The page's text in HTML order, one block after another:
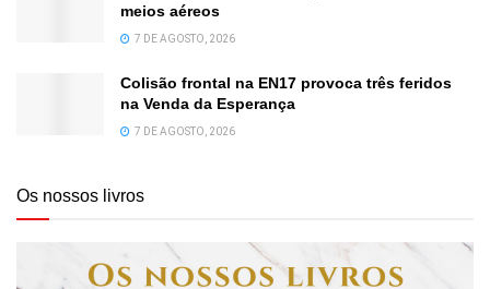
meios aéreos
7 DE AGOSTO, 2026
Colisão frontal na EN17 provoca três feridos
na Venda da Esperança
7 DE AGOSTO, 2026
Os nossos livros